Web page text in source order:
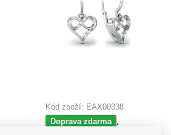
Kód zboží: EAX00338
Doprava zdarma
MOISS dětské